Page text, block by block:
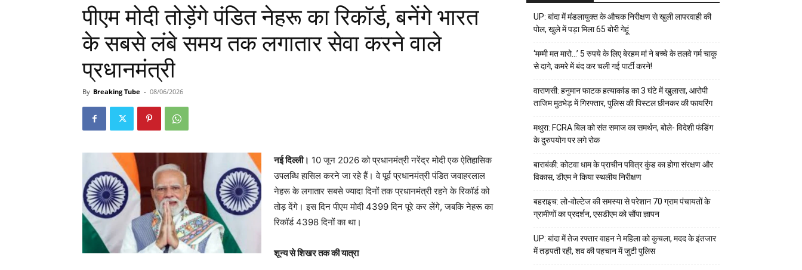
पीएम मोदी तोड़ेंगे पंडित नेहरू का रिकॉर्ड, बनेंगे भारत
के सबसे लंबे समय तक लगातार सेवा करने वाले
प्रधानमंत्री
By Breaking Tube - 08/06/2026
नई दिल्ली। 10 जून 2026 को प्रधानमंत्री नरेंद्र मोदी एक ऐतिहासिक
उपलब्धि हासिल करने जा रहे हैं। वे पूर्व प्रधानमंत्री पंडित जवाहरलाल
नेहरू के लगातार सबसे ज्यादा दिनों तक प्रधानमंत्री रहने के रिकॉर्ड को
तोड़ देंगे। इस दिन पीएम मोदी 4399 दिन पूरे कर लेंगे, जबकि नेहरू का
रिकॉर्ड 4398 दिनों का था।
शून्य से शिखर तक की यात्रा
UP: बांदा में मंडलायुक्त के औचक निरीक्षण से खुली लापरवाही की
पोल, खुले में पड़ा मिला 65 बोरी गेहूं
‘मम्मी मत मारो…’ 5 रुपये के लिए बेरहम मां ने बच्चे के तलवे गर्म चाकू
से दागे, कमरे में बंद कर चली गई पार्टी करने!
वाराणसी: हनुमान फाटक हत्याकांड का 3 घंटे में खुलासा, आरोपी
ताजिम मुठभेड़ में गिरफ्तार, पुलिस की पिस्टल छीनकर की फायरिंग
मथुरा: FCRA बिल को संत समाज का समर्थन, बोले- विदेशी फंडिंग
के दुरुपयोग पर लगे रोक
बाराबंकी: कोटवा धाम के प्राचीन पवित्र कुंड का होगा संरक्षण और
विकास, डीएम ने किया स्थलीय निरीक्षण
बहराइच: लो-वोल्टेज की समस्या से परेशान 70 ग्राम पंचायतों के
ग्रामीणों का प्रदर्शन, एसडीएम को सौंपा ज्ञापन
UP: बांदा में तेज रफ्तार वाहन ने महिला को कुचला, मदद के इंतजार
में तड़पती रही, शव की पहचान में जुटी पुलिस